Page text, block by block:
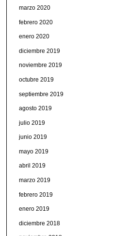
marzo 2020
febrero 2020
enero 2020
diciembre 2019
noviembre 2019
octubre 2019
septiembre 2019
agosto 2019
julio 2019
junio 2019
mayo 2019
abril 2019
marzo 2019
febrero 2019
enero 2019
diciembre 2018